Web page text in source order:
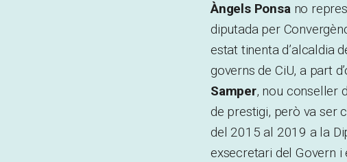
Àngels Ponsa no
diputada per
estat tinenta d’alcaldia
governs de CiU, a part
Samper, nou conseller
de prestigi, però va ser
del 2015 al 2019 a la
exsecretari del Govern